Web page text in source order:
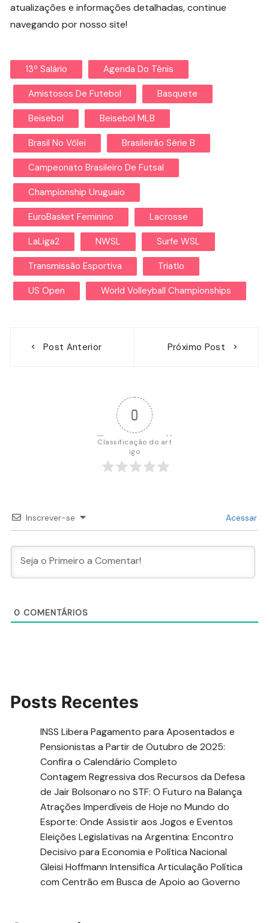
atualizações e informações detalhadas, continue
navegando por nosso site!
13º Salário Agenda Do Tênis
Amistosos De Futebol Basquete
Beisebol Beisebol MLB
Brasil No Vôlei Brasileirão Série B
Campeonato Brasileiro De Futsal
Championship Uruguaio
EuroBasket Feminino Lacrosse
LaLiga2 NWSL Surfe WSL
Transmissão Esportiva Triatlo
US Open World Volleyball Championships
Post Anterior Próximo Post
0
Classificação do art
igo
Inscrever-se Acessar
0 COMENTÁRIOS
Posts Recentes
INSS Libera Pagamento para Aposentados e
Pensionistas a Partir de Outubro de 2025:
Confira o Calendário Completo
Contagem Regressiva dos Recursos da Defesa
de Jair Bolsonaro no STF: O Futuro na Balança
Atrações Imperdíveis de Hoje no Mundo do
Esporte: Onde Assistir aos Jogos e Eventos
Eleições Legislativas na Argentina: Encontro
Decisivo para Economia e Política Nacional
Gleisi Hoffmann Intensifica Articulação Política
com Centrão em Busca de Apoio ao Governo